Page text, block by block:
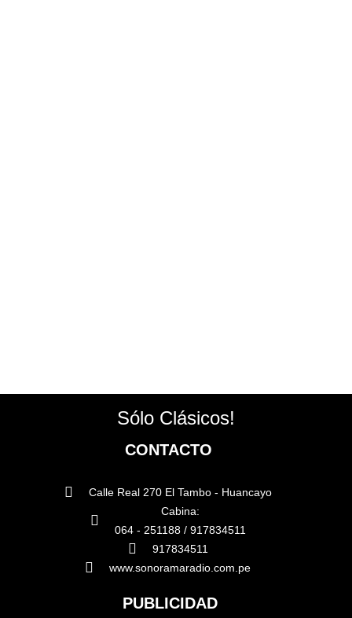
Sólo Clásicos!
CONTACTO
Calle Real 270 El Tambo - Huancayo
Cabina:
064 - 251188 / 917834511
917834511
www.sonoramaradio.com.pe
PUBLICIDAD